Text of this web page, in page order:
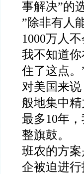
事解决”的
”除非有人
1000万人
我不知道
住了这点。
对美国来
般地集中
最多10年
整旗鼓。
班农的方
企被迫进